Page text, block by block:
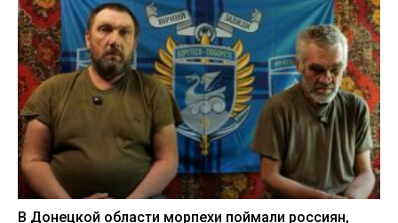
В Донецкой области морпехи поймали россиян,